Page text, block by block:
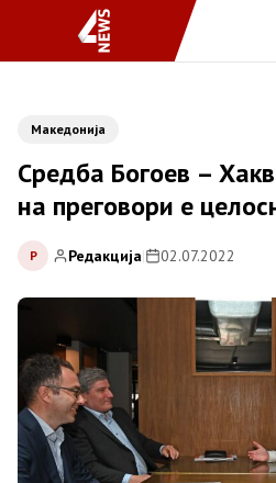
Македонија
Средба Богоев –
на преговори е
Р Редакција| 02.07.2022